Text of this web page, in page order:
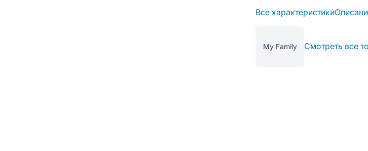
Все характеристики
My Family Смотреть все